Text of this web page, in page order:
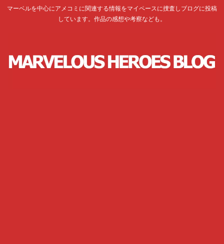
マーベルを中心にアメコミに関連する情報をマイペースに捜査しブログに投稿
しています。作品の感想や考察なども。